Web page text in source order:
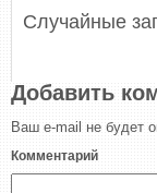
Случайные
Добавить
Ваш e-mail не будет
Комментарий